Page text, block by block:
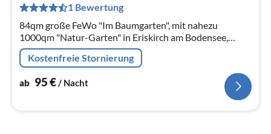
1 Bewertung
84qm große FeWo "Im Baumgarten", mit nahezu
1000qm "Natur-Garten" in Eriskirch am Bodensee,
angrenzend an den Fluss "Schussen", hell und geräumig
für 2 bis 4 Pers., max. 6 Pers.
Kostenfreie Stornierung
ab 95€/ Nacht